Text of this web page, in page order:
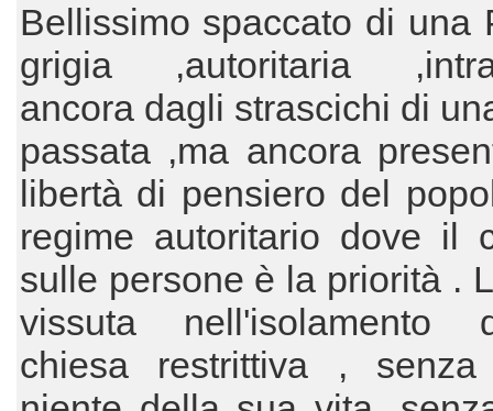
Bellissimo spaccato di una
grigia ,autoritaria
ancora dagli strascichi di
passata ,ma ancora
libertà di pensiero del
regime autoritario dove il
sulle persone è la priorità .
vissuta nell'isolamento
chiesa restrittiva , senza